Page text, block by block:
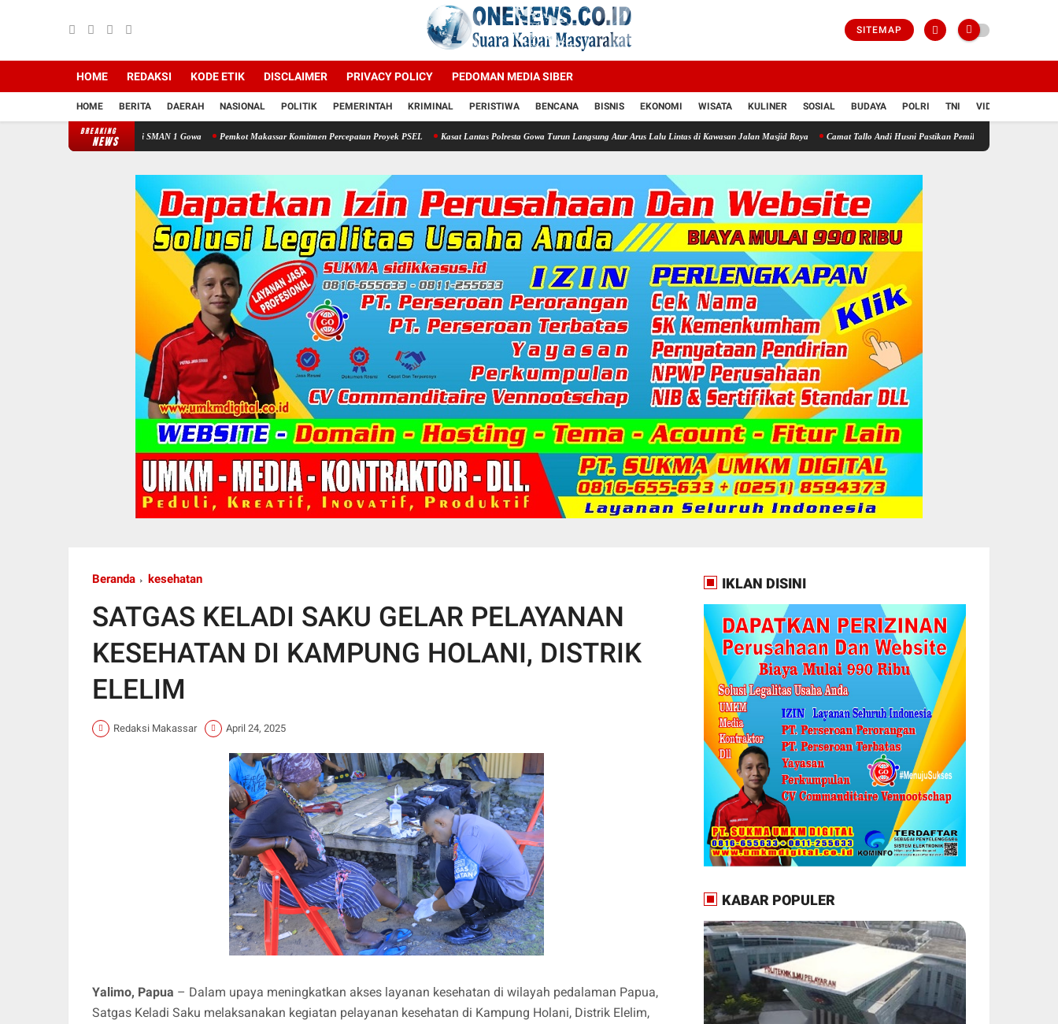
SITEMAP
HOME REDAKSI KODE ETIK DISCLAIMER PRIVACY POLICY PEDOMAN MEDIA SIBER
HOME BERITA DAERAH NASIONAL POLITIK PEMERINTAH KRIMINAL PERISTIWA BENCANA BISNIS EKONOMI WISATA KULINER SOSIAL BUDAYA POLRI TNI VIDIO
BREAKING
NEWS
Taat Lalu Lintas di SMAN 1 Gowa Pemkot Makassar Komitmen Percepatan Proyek PSEL Kasat Lantas Polresta Gowa Turun Langsung Atur Arus Lalu Lintas di Kawasan Jalan Masjid Raya Camat Tallo Andi Husni Pastikan Pemilahan Sampah di Kawasan Pasar
Beranda kesehatan
SATGAS KELADI SAKU GELAR PELAYANAN
KESEHATAN DI KAMPUNG HOLANI, DISTRIK
ELELIM
Redaksi Makassar April 24, 2025
Yalimo, Papua – Dalam upaya meningkatkan akses layanan kesehatan di wilayah pedalaman Papua,
Satgas Keladi Saku melaksanakan kegiatan pelayanan kesehatan di Kampung Holani, Distrik Elelim,
IKLAN DISINI
KABAR POPULER